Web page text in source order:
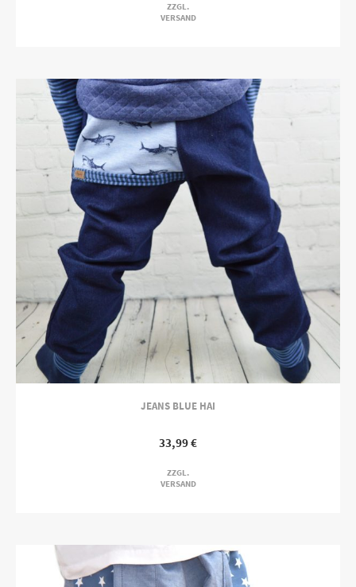
ZZGL.
VERSAND
JEANS BLUE HAI
33,99€
ZZGL.
VERSAND